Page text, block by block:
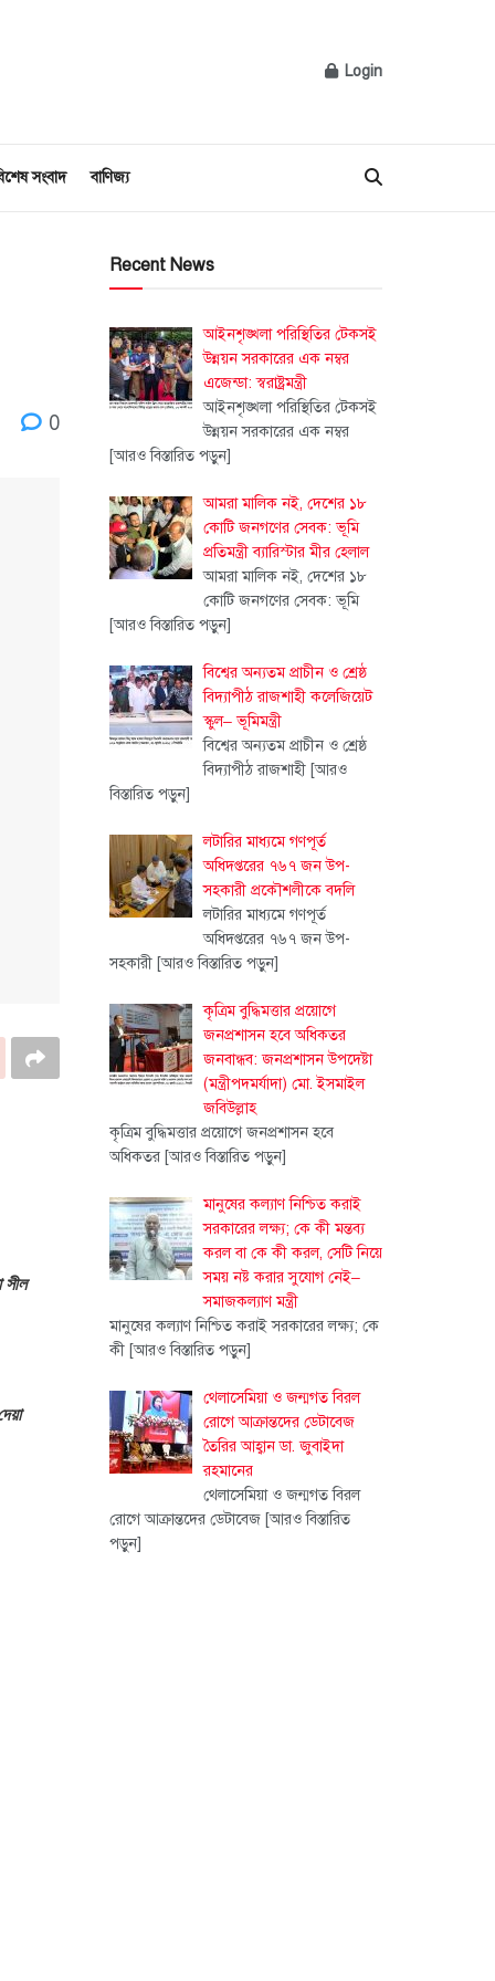
Login
সংবাদ বাণিজ্য
0
সীল
Recent News
আইনশৃঙ্খলা পরিস্থিতির টেকসই
উন্নয়ন সরকারের এক নম্বর
এজেন্ডা: স্বরাষ্ট্রমন্ত্রী
আইনশৃঙ্খলা পরিস্থিতির টেকসই
উন্নয়ন সরকারের এক নম্বর
[আরও বিস্তারিত পড়ুন]
আমরা মালিক নই, দেশের ১৮
কোটি জনগণের সেবক: ভূমি
প্রতিমন্ত্রী ব্যারিস্টার মীর হেলাল
আমরা মালিক নই, দেশের ১৮
কোটি জনগণের সেবক: ভূমি
[আরও বিস্তারিত পড়ুন]
বিশ্বের অন্যতম প্রাচীন ও শ্রেষ্ঠ
বিদ্যাপীঠ রাজশাহী কলেজিয়েট
স্কুল– ভূমিমন্ত্রী
বিশ্বের অন্যতম প্রাচীন ও শ্রেষ্ঠ
বিদ্যাপীঠ রাজশাহী [আরও
বিস্তারিত পড়ুন]
লটারির মাধ্যমে গণপূর্ত
অধিদপ্তরের ৭৬৭ জন উপ-
সহকারী প্রকৌশলীকে বদলি
লটারির মাধ্যমে গণপূর্ত
অধিদপ্তরের ৭৬৭ জন উপ-
সহকারী [আরও বিস্তারিত পড়ুন]
কৃত্রিম বুদ্ধিমত্তার প্রয়োগে
জনপ্রশাসন হবে অধিকতর
জনবান্ধব: জনপ্রশাসন উপদেষ্টা
(মন্ত্রীপদমর্যাদা) মো. ইসমাইল
জবিউল্লাহ
কৃত্রিম বুদ্ধিমত্তার প্রয়োগে জনপ্রশাসন হবে
অধিকতর [আরও বিস্তারিত পড়ুন]
মানুষের কল্যাণ নিশ্চিত করাই
সরকারের লক্ষ্য; কে কী মন্তব্য
করল বা কে কী করল, সেটি নিয়ে
সময় নষ্ট করার সুযোগ নেই–
সমাজকল্যাণ মন্ত্রী
মানুষের কল্যাণ নিশ্চিত করাই সরকারের লক্ষ্য; কে
কী [আরও বিস্তারিত পড়ুন]
থেলাসেমিয়া ও জন্মগত বিরল
রোগে আক্রান্তদের ডেটাবেজ
তৈরির আহ্বান ডা. জুবাইদা
রহমানের
থেলাসেমিয়া ও জন্মগত বিরল
রোগে আক্রান্তদের ডেটাবেজ [আরও বিস্তারিত
পড়ুন]